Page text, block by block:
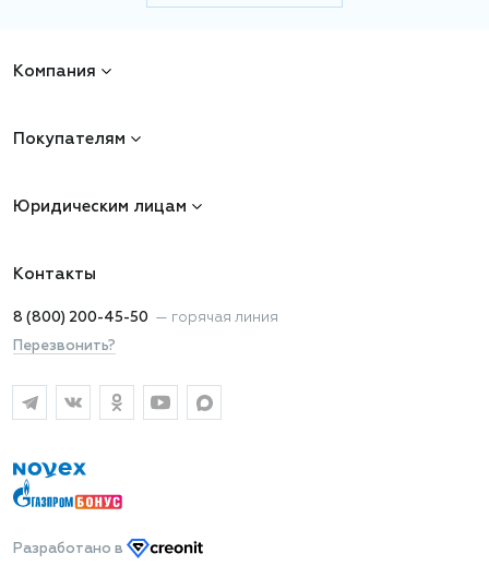
Компания
Покупателям
Юридическим лицам
Контакты
8 (800) 200-45-50 — горячая линия
Перезвонить?
Разработано в